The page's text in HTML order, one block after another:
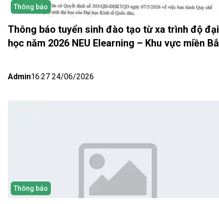
Thông báo
Thông báo tuyển sinh đào tạo từ xa trình độ đại
học năm 2026 NEU Elearning – Khu vực miền
Admin16:27 24/06/2026
Thông báo